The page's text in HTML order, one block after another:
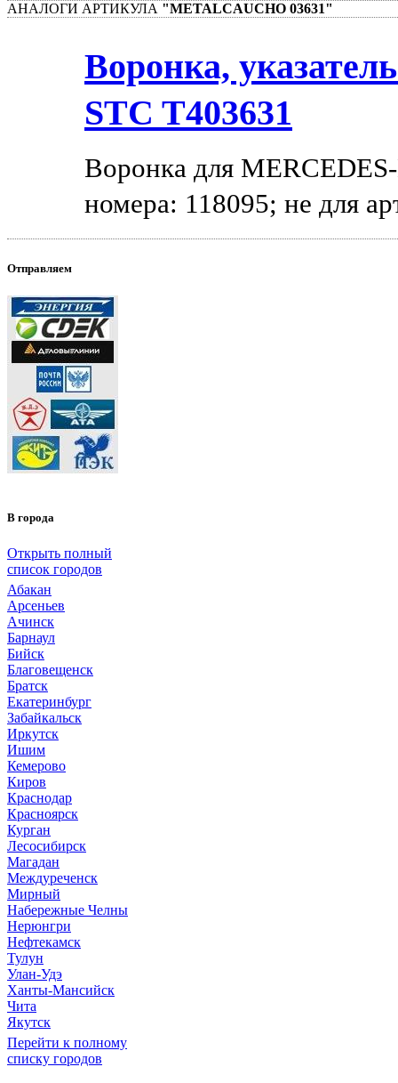
АНАЛОГИ АРТИКУЛА "METALCAUCHO 03631"
Воронка,
STC T403631
Воронка для
номера: 118095; не для
Отправляем
В города
Открыть полный
список городов
Абакан
Арсеньев
Ачинск
Барнаул
Бийск
Благовещенск
Братск
Екатеринбург
Забайкальск
Иркутск
Ишим
Кемерово
Киров
Краснодар
Красноярск
Курган
Лесосибирск
Магадан
Междуреченск
Мирный
Набережные Челны
Нерюнгри
Нефтекамск
Тулун
Улан-Удэ
Ханты-Мансийск
Чита
Якутск
Перейти к полному
списку городов